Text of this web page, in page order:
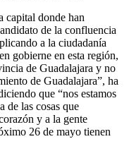
capital donde han
de la confluencia
a la ciudadanía
gobierne en esta región,
de Guadalajara y no
de Guadalajara”, ha
que “nos estamos
de las cosas que
y a la gente
26 de mayo tienen